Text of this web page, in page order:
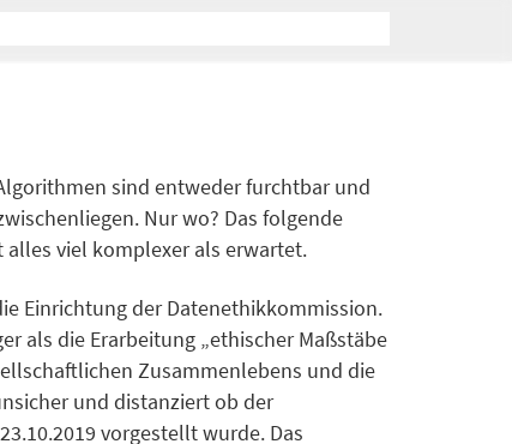
sind entweder furchtbar und
Nur wo? Das folgende
alles viel komplexer als erwartet.
Einrichtung der Datenethikkommission.
als die Erarbeitung „ethischer Maßstäbe
Zusammenlebens und die
und distanziert ob der
vorgestellt wurde. Das